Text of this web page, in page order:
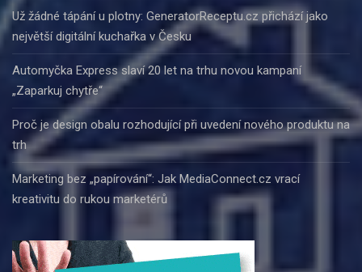
Už žádné tápání u plotny: GeneratorReceptu.cz přichází jako
největší digitální kuchařka v Česku
Automyčka Express slaví 20 let na trhu novou kampaní
„Zaparkuj chytře“
Proč je design obalu rozhodující při uvedení nového produktu na
trh
Marketing bez „papírování“: Jak MediaConnect.cz vrací
kreativitu do rukou marketérů